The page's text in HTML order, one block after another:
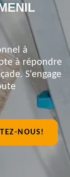
à
à répondre
S'engage
NOUS!